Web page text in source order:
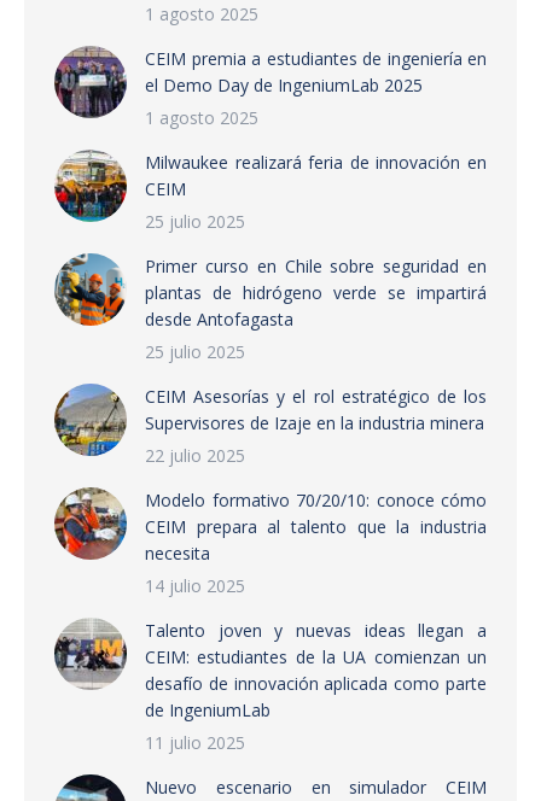
1 agosto 2025
CEIM premia a estudiantes de ingeniería en
el Demo Day de IngeniumLab 2025
1 agosto 2025
Milwaukee realizará feria de innovación en
CEIM
25 julio 2025
Primer curso en Chile sobre seguridad en
plantas de hidrógeno verde se impartirá
desde Antofagasta
25 julio 2025
CEIM Asesorías y el rol estratégico de los
Supervisores de Izaje en la industria minera
22 julio 2025
Modelo formativo 70/20/10: conoce cómo
CEIM prepara al talento que la industria
necesita
14 julio 2025
Talento joven y nuevas ideas llegan a
CEIM: estudiantes de la UA comienzan un
desafío de innovación aplicada como parte
de IngeniumLab
11 julio 2025
Nuevo escenario en simulador CEIM